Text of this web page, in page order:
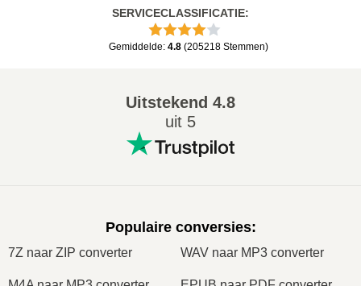
SERVICECLASSIFICATIE:
Gemiddelde: 4.8 (205218 Stemmen)
Uitstekend 4.8
uit 5
Populaire conversies:
7Z naar ZIP converter WAV naar MP3 converter